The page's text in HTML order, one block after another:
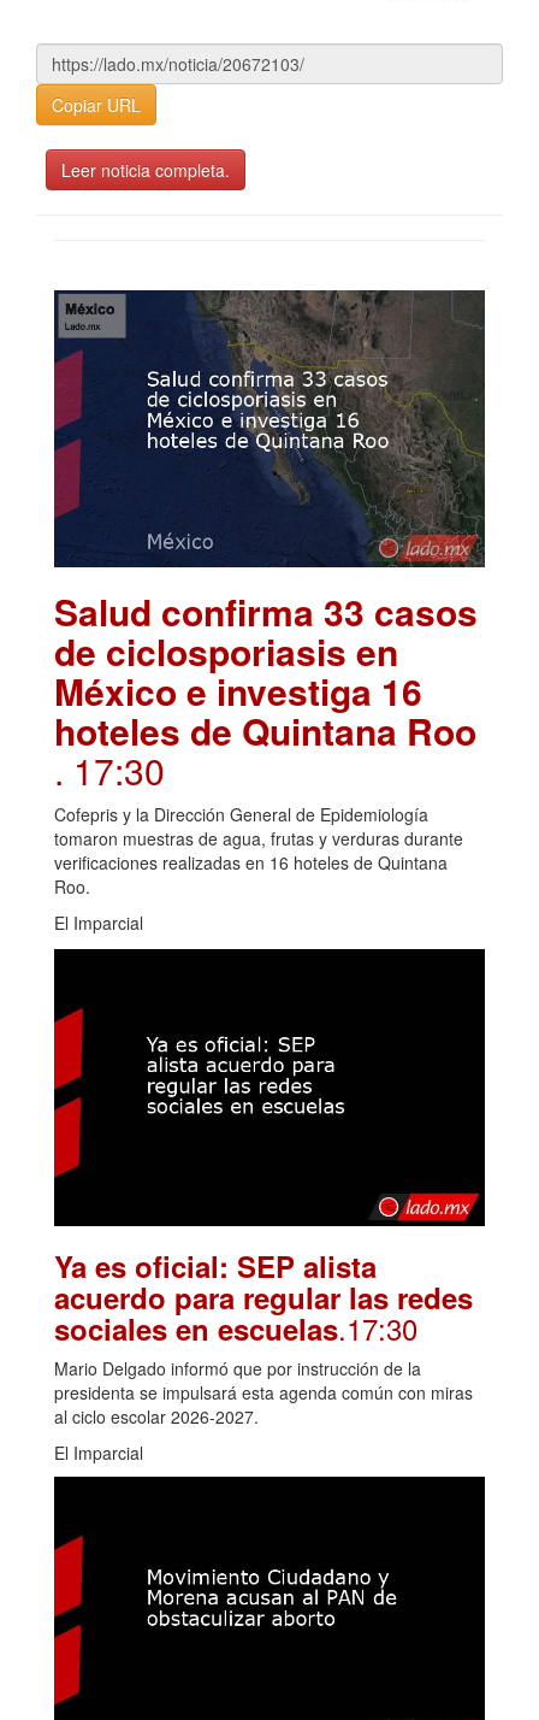
Copiar URL
Leer noticia completa.
Salud confirma 33 casos
de ciclosporiasis en
México e investiga 16
hoteles de Quintana Roo
. 17:30
Cofepris y la Dirección General de Epidemiología
tomaron muestras de agua, frutas y verduras durante
verificaciones realizadas en 16 hoteles de Quintana
Roo.
El Imparcial
Ya es oficial: SEP alista
acuerdo para regular las redes
sociales en escuelas.17:30
Mario Delgado informó que por instrucción de la
presidenta se impulsará esta agenda común con miras
al ciclo escolar 2026-2027.
El Imparcial